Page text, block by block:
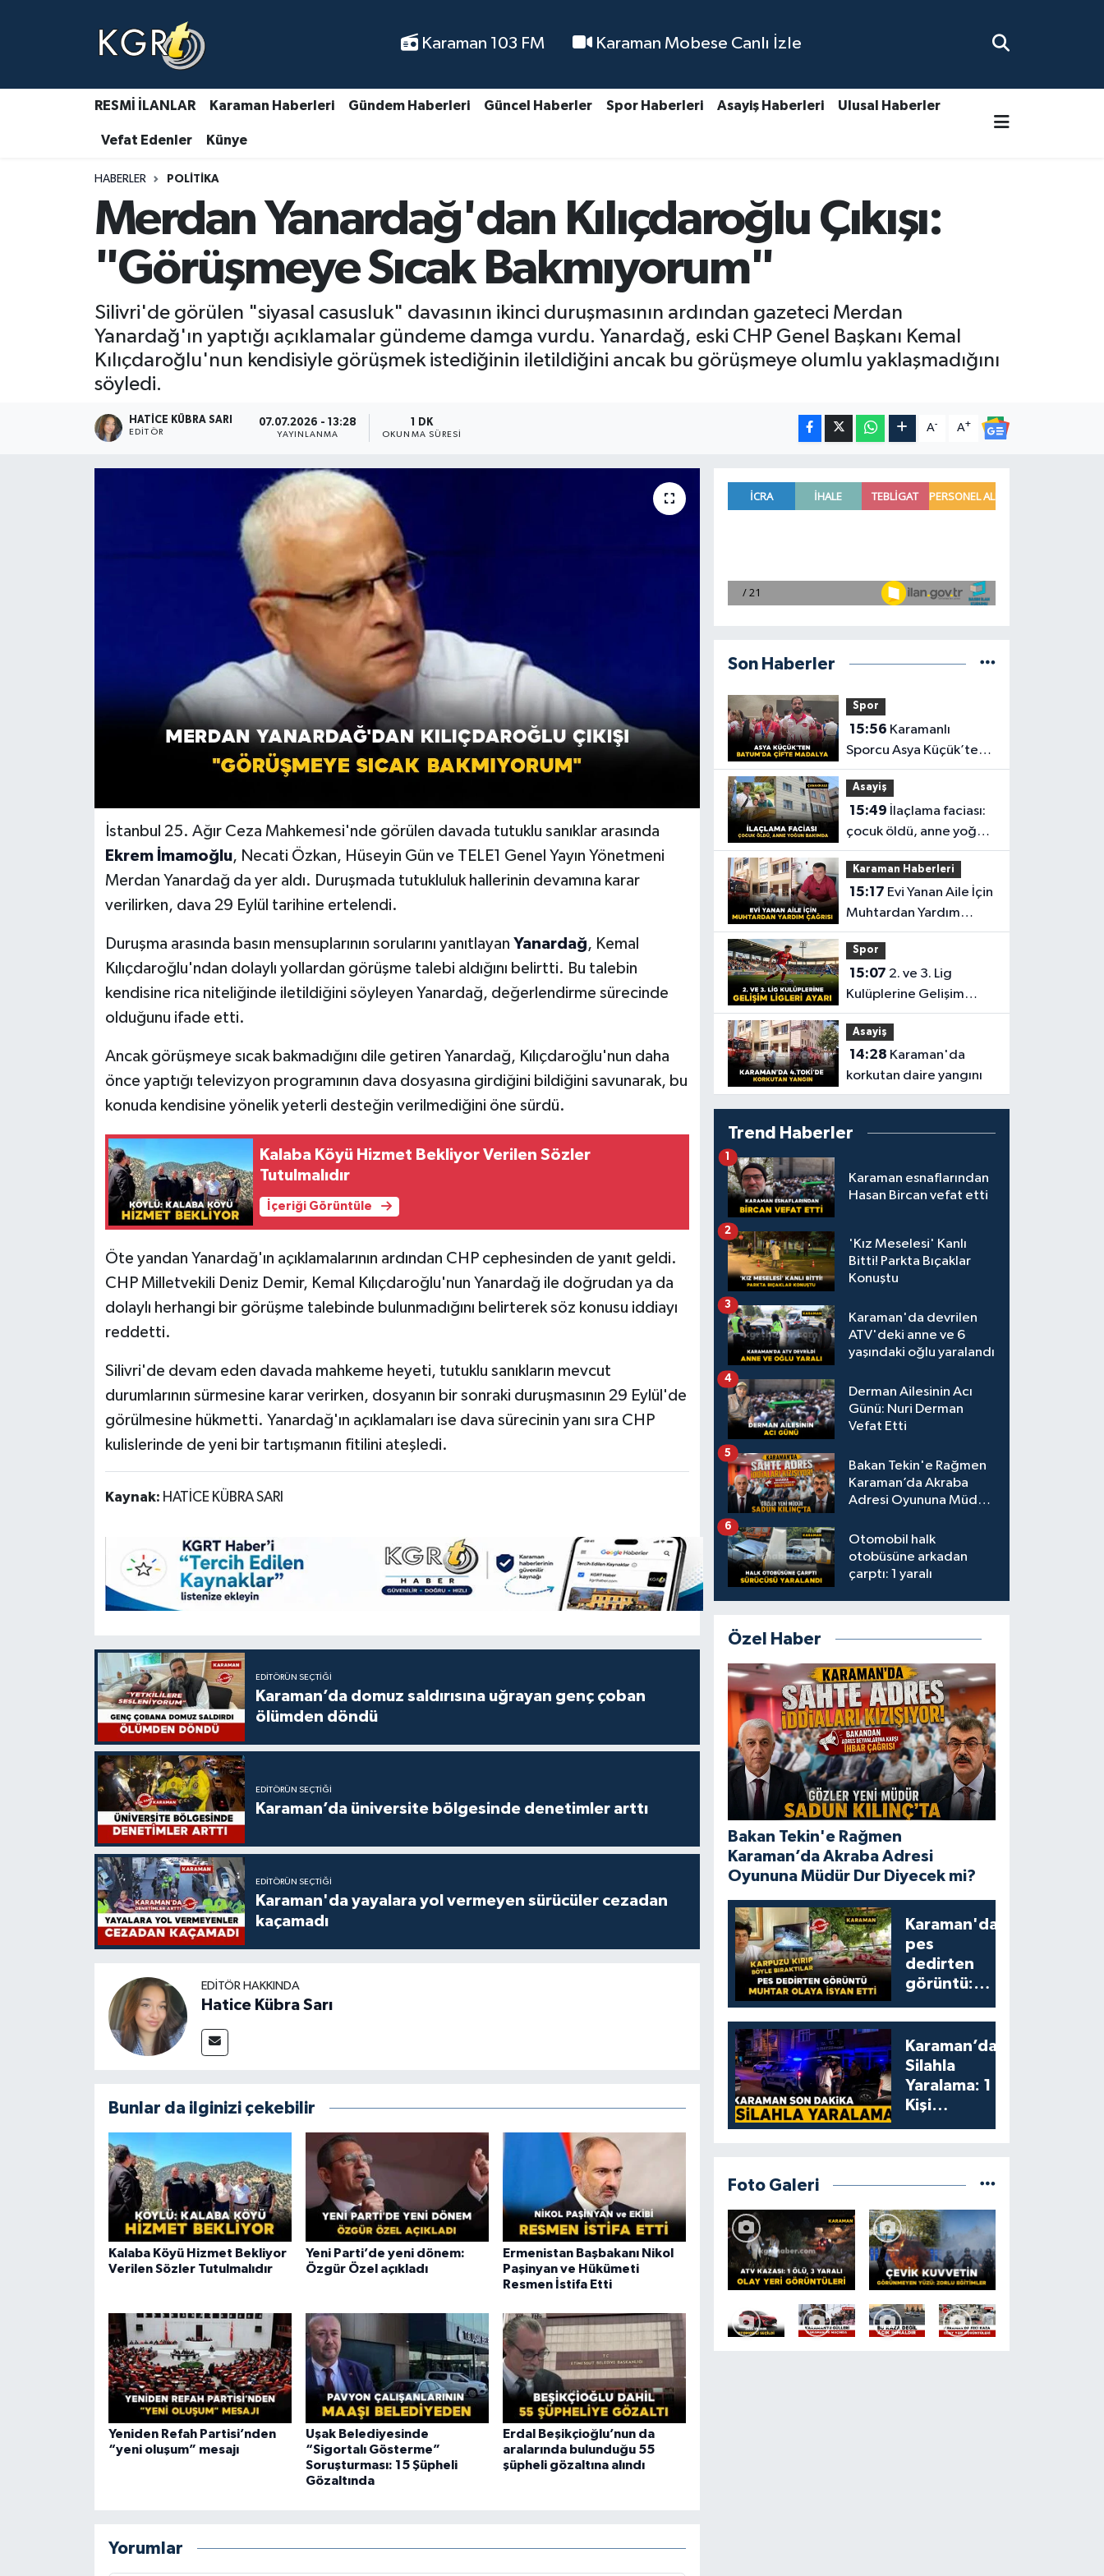
Karaman 103 FM Karaman Mobese Canlı İzle
RESMİ İLANLAR Karaman Haberleri Gündem Haberleri Güncel Haberler Spor Haberleri Asayiş Haberleri Ulusal Haberler
Vefat Edenler Künye
HABERLER POLITIKA
Merdan Yanardağ'dan Kılıçdaroğlu Çıkışı:
"Görüşmeye Sıcak Bakmıyorum"
Silivri'de görülen "siyasal casusluk" davasının ikinci duruşmasının ardından gazeteci Merdan
Yanardağ'ın yaptığı açıklamalar gündeme damga vurdu. Yanardağ, eski CHP Genel Başkanı Kemal
Kılıçdaroğlu'nun kendisiyle görüşmek istediğinin iletildiğini ancak bu görüşmeye olumlu yaklaşmadığını
söyledi.
HATICE KÜBRA SARI
EDITÖR
07.07.2026 - 13:28
YAYINLANMA
1 DK
OKUNMA SÜRESI
A- A+
İstanbul 25. Ağır Ceza Mahkemesi'nde görülen davada tutuklu sanıklar arasında
Ekrem İmamoğlu, Necati Özkan, Hüseyin Gün ve TELE1 Genel Yayın Yönetmeni
Merdan Yanardağ da yer aldı. Duruşmada tutukluluk hallerinin devamına karar
verilirken, dava 29 Eylül tarihine ertelendi.
Duruşma arasında basın mensuplarının sorularını yanıtlayan Yanardağ, Kemal
Kılıçdaroğlu'ndan dolaylı yollardan görüşme talebi aldığını belirtti. Bu talebin
kendisine rica niteliğinde iletildiğini söyleyen Yanardağ, değerlendirme sürecinde
olduğunu ifade etti.
Ancak görüşmeye sıcak bakmadığını dile getiren Yanardağ, Kılıçdaroğlu'nun daha
önce yaptığı televizyon programının dava dosyasına girdiğini bildiğini savunarak, bu
konuda kendisine yönelik yeterli desteğin verilmediğini öne sürdü.
Kalaba Köyü Hizmet Bekliyor Verilen Sözler
Tutulmalıdır
İçeriği Görüntüle
Öte yandan Yanardağ'ın açıklamalarının ardından CHP cephesinden de yanıt geldi.
CHP Milletvekili Deniz Demir, Kemal Kılıçdaroğlu'nun Yanardağ ile doğrudan ya da
dolaylı herhangi bir görüşme talebinde bulunmadığını belirterek söz konusu iddiayı
reddetti.
Silivri'de devam eden davada mahkeme heyeti, tutuklu sanıkların mevcut
durumlarının sürmesine karar verirken, dosyanın bir sonraki duruşmasının 29 Eylül'de
görülmesine hükmetti. Yanardağ'ın açıklamaları ise dava sürecinin yanı sıra CHP
kulislerinde de yeni bir tartışmanın fitilini ateşledi.
Kaynak: HATİCE KÜBRA SARI
EDITÖRÜN SEÇTIĞI
Karaman’da domuz saldırısına uğrayan genç çoban
ölümden döndü
EDITÖRÜN SEÇTIĞI
Karaman’da üniversite bölgesinde denetimler arttı
EDITÖRÜN SEÇTIĞI
Karaman'da yayalara yol vermeyen sürücüler cezadan
kaçamadı
EDITÖR HAKKINDA
Hatice Kübra Sarı
Bunlar da ilginizi çekebilir
Kalaba Köyü Hizmet Bekliyor
Verilen Sözler Tutulmalıdır
Yeni Parti’de yeni dönem:
Özgür Özel açıkladı
Ermenistan Başbakanı Nikol
Paşinyan ve Hükümeti
Resmen İstifa Etti
Yeniden Refah Partisi’nden
“yeni oluşum” mesajı
Uşak Belediyesinde
“Sigortalı Gösterme”
Soruşturması: 15 Şüpheli
Gözaltında
Erdal Beşikçioğlu’nun da
aralarında bulunduğu 55
şüpheli gözaltına alındı
Yorumlar
Son Haberler
Spor
15:56
Sporcu Asya Küçük’ten
Batum’da Çifte Madalya
Asayiş
15:49
çocuk öldü, anne yoğun
bakımda
Karaman Haberleri
15:17
Muhtardan Yardım
Çağrısı
Spor
15:07
Kulüplerine Gelişim
Ligleri Ayarı
Asayiş
14:28
korkutan daire yangını
Trend Haberler
Karaman esnaflarından
Hasan Bircan vefat etti
1
'Kız Meselesi' Kanlı
Bitti! Parkta Bıçaklar
Konuştu
2
Karaman'da devrilen
ATV'deki anne ve 6
yaşındaki oğlu yaralandı
3
Derman Ailesinin Acı
Günü: Nuri Derman
Vefat Etti
4
Bakan Tekin'e Rağmen
Karaman’da Akraba
Adresi Oyununa Müdür
5
Otomobil halk
otobüsüne arkadan
çarptı: 1 yaralı
6
Özel Haber
Bakan Tekin'e Rağmen
Karaman’da Akraba Adresi
Oyununa Müdür Dur Diyecek mi?
Karaman'da
pes
dedirten
görüntü:
yumruklayıp
yediler,
artıklarını
kamelyada
bıraktılar
Karaman’da
Silahla
Yaralama: 1
Kişi
Foto Galeri
Karaman Haberleri
Gündem Haberleri
Güncel Haberler
Asayiş Haberleri
Ulusal Haberler
Vefat Edenler